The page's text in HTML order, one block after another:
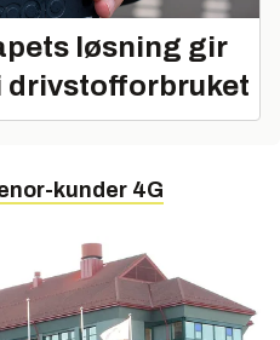
løsning gir
drivstofforbruket
kunder 4G